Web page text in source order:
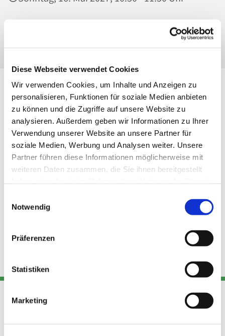
Diese Webseite verwendet Cookies
Wir verwenden Cookies, um Inhalte und Anzeigen zu
personalisieren, Funktionen für soziale Medien anbieten
zu können und die Zugriffe auf unsere Website zu
analysieren. Außerdem geben wir Informationen zu Ihrer
Verwendung unserer Website an unsere Partner für
soziale Medien, Werbung und Analysen weiter. Unsere
Partner führen diese Informationen möglicherweise mit
weiteren Daten zusammen, die Sie ihnen bereitgestellt
Notwendig
Präferenzen
Statistiken
Marketing
Ss. Corpus Christi, Kirche, Conrad-Blenkle-
Adresse
Kont
Links